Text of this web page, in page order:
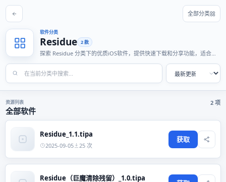
全部分类
软件分类
Residue 2 款
探索 Residue 分类下的优质iOS软件，提供快速下载和分享功能，适合各
资源列表
全部软件
2 项
Residue_1.1.tipa
2025-09-05 25 次
获取
Residue（巨魔清除残留）_1.0.tipa